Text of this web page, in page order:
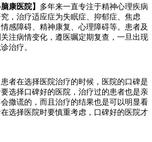
康医院】 多年来一直专注于精神心理疾病
，治疗适应症为失眠症、抑郁症、焦虑
感障碍、精神康复、心理障碍等。患者及
注病情变化，遵医嘱定期复查，一旦出现
治疗。
在选择医院治疗的时候，医院的口碑是
选择口碑好的医院，治疗过的患者也是亲
撒谎的，而且治疗的结果也是可以明显看
选择医院时要慎重考虑，口碑好的医院才